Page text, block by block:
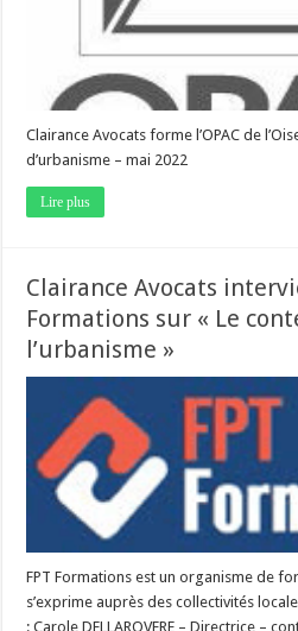
Clairance Avocats forme l’OPAC de
d’urbanisme – mai 2022
Lire plus
Clairance Avocats
Formations sur « Le
l’urbanisme »
FPT Formations est un organisme de
s’exprime auprès des collectivités
: Carole DELLAROVERE – Directrice –